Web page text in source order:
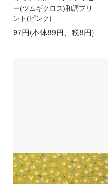
ー(ツムギクロス)和調プリ
ント(ピンク)
97円(本体89円、税8円)